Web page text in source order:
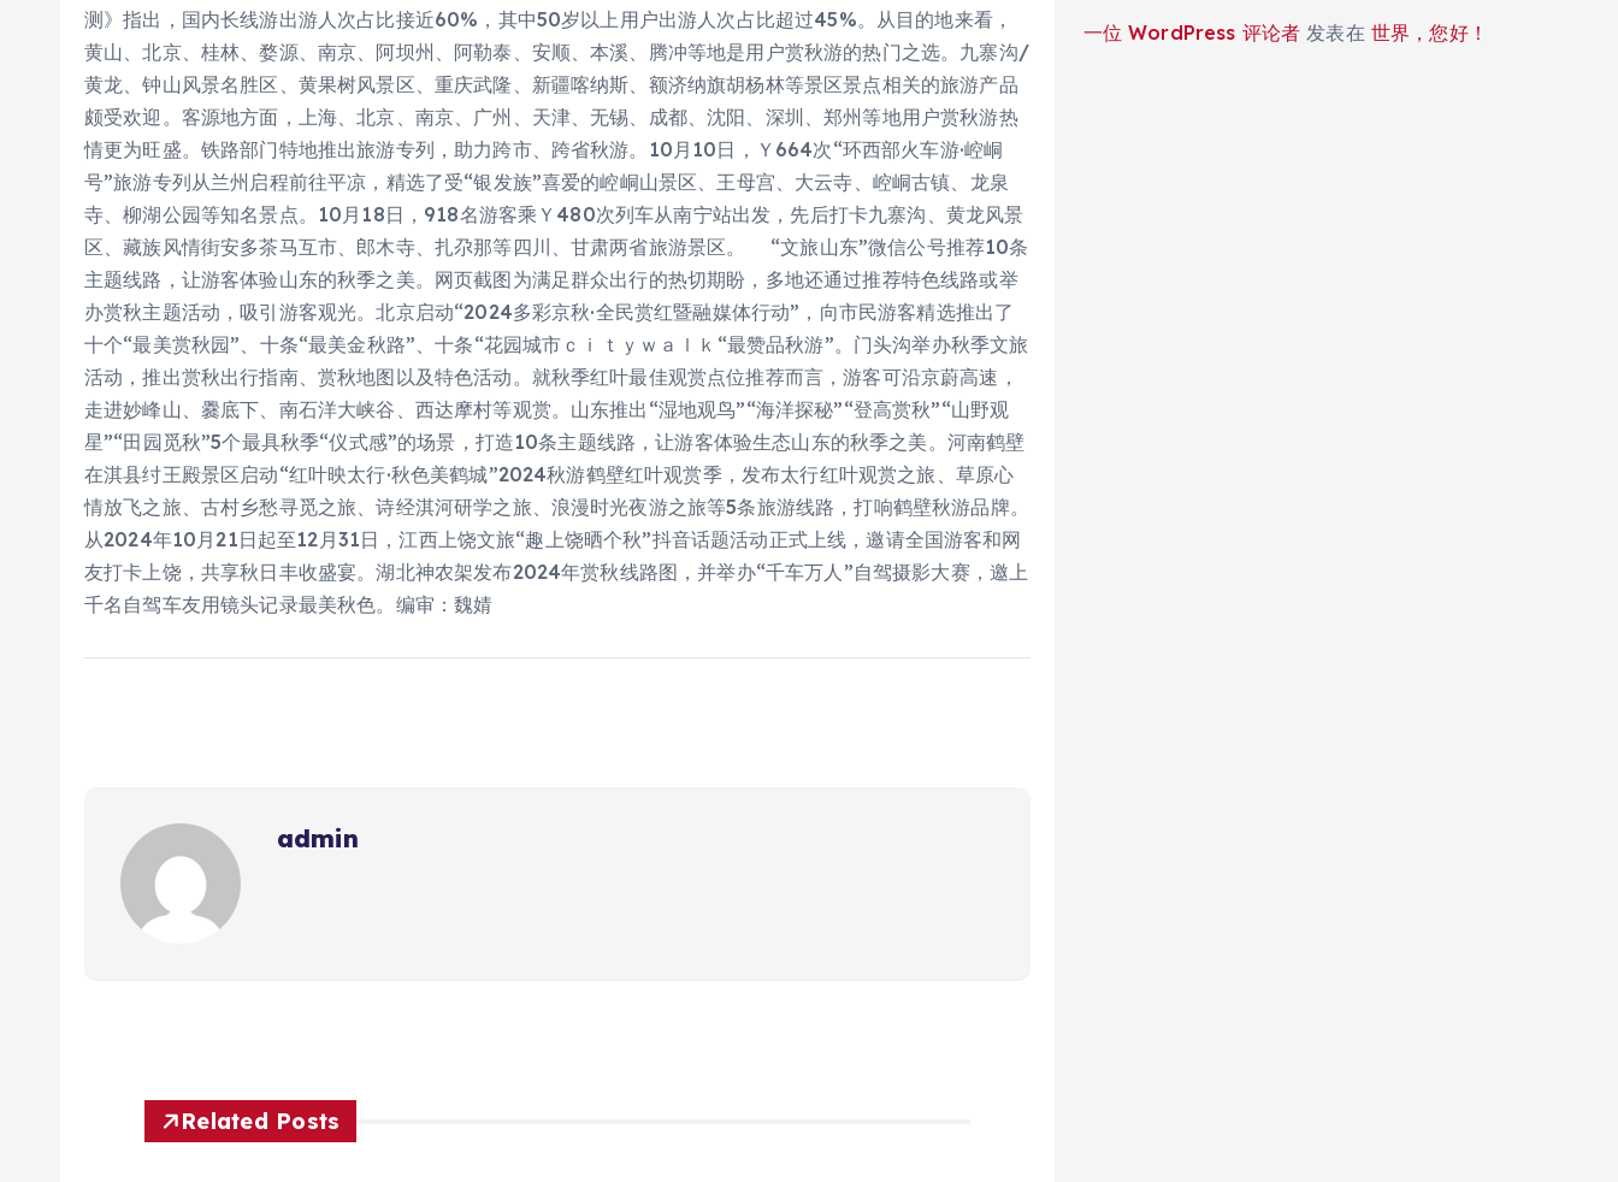
测》指出，国内长线游出游人次占比接近60%，其中50岁以上用户出游人次占比超过45%。从目的地来看，
黄山、北京、桂林、婺源、南京、阿坝州、阿勒泰、安顺、本溪、腾冲等地是用户赏秋游的热门之选。九寨沟/
黄龙、钟山风景名胜区、黄果树风景区、重庆武隆、新疆喀纳斯、额济纳旗胡杨林等景区景点相关的旅游产品
颇受欢迎。客源地方面，上海、北京、南京、广州、天津、无锡、成都、沈阳、深圳、郑州等地用户赏秋游热
情更为旺盛。铁路部门特地推出旅游专列，助力跨市、跨省秋游。10月10日，Ｙ664次“环西部火车游·崆峒
号”旅游专列从兰州启程前往平凉，精选了受“银发族”喜爱的崆峒山景区、王母宫、大云寺、崆峒古镇、龙泉
寺、柳湖公园等知名景点。10月18日，918名游客乘Ｙ480次列车从南宁站出发，先后打卡九寨沟、黄龙风景
区、藏族风情街安多茶马互市、郎木寺、扎尕那等四川、甘肃两省旅游景区。 “文旅山东”微信公号推荐10条
主题线路，让游客体验山东的秋季之美。网页截图为满足群众出行的热切期盼，多地还通过推荐特色线路或举
办赏秋主题活动，吸引游客观光。北京启动“2024多彩京秋·全民赏红暨融媒体行动”，向市民游客精选推出了
十个“最美赏秋园”、十条“最美金秋路”、十条“花园城市ｃｉｔｙｗａｌｋ“最赞品秋游”。门头沟举办秋季文旅
活动，推出赏秋出行指南、赏秋地图以及特色活动。就秋季红叶最佳观赏点位推荐而言，游客可沿京蔚高速，
走进妙峰山、爨底下、南石洋大峡谷、西达摩村等观赏。山东推出“湿地观鸟”“海洋探秘”“登高赏秋”“山野观
星”“田园觅秋”5个最具秋季“仪式感”的场景，打造10条主题线路，让游客体验生态山东的秋季之美。河南鹤壁
在淇县纣王殿景区启动“红叶映太行·秋色美鹤城”2024秋游鹤壁红叶观赏季，发布太行红叶观赏之旅、草原心
情放飞之旅、古村乡愁寻觅之旅、诗经淇河研学之旅、浪漫时光夜游之旅等5条旅游线路，打响鹤壁秋游品牌。
从2024年10月21日起至12月31日，江西上饶文旅“趣上饶晒个秋”抖音话题活动正式上线，邀请全国游客和网
友打卡上饶，共享秋日丰收盛宴。湖北神农架发布2024年赏秋线路图，并举办“千车万人”自驾摄影大赛，邀上
千名自驾车友用镜头记录最美秋色。编审：魏婧
admin
Related Posts
一位 WordPress 评论者 发表在 世界，您好！